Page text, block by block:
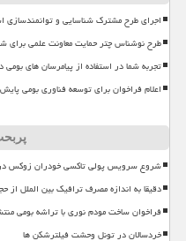
اجرای طرح مشترک شناسایی و توانمندسازی
طرح نوشناس چتر حمایت معاونت علمی
تجربه شما در استفاده از پیامرسان های بومی
اعلام فراخوان برای توسعه فناوری بومی
شروع سرویس پولی تاکسی خودران زوکس
دقیقا به اندازه مصرف ترافیک بین الملل
فراخوان ساخت مودم نوری با تراشه بومی
خردسالان در تونل وحشت فیلترشکن ها